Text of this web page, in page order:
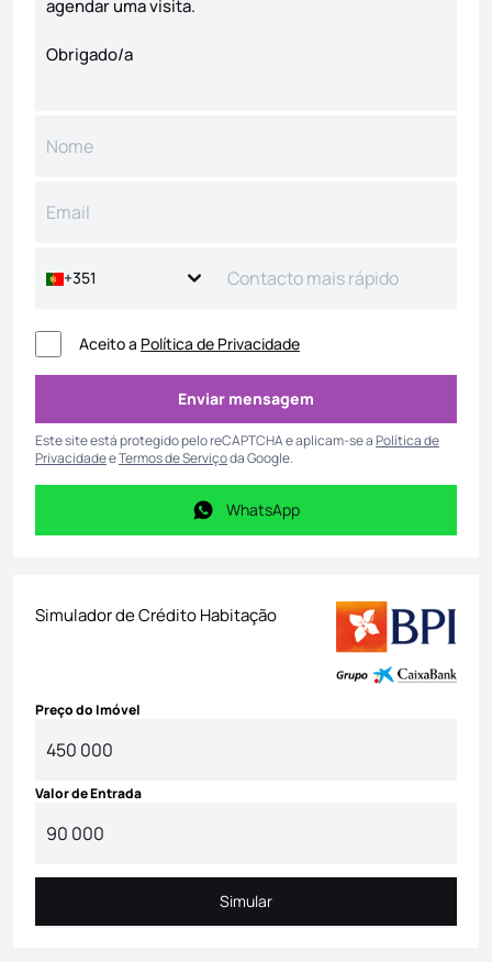
+351
Aceito a Política de Privacidade
Enviar mensagem
Enviar mensagem
Este site está protegido pelo reCAPTCHA e aplicam-se aPolítica de
PrivacidadeeTermos de Serviçoda Google.
WhatsApp
WhatsApp
Simulador de Crédito Habitação
Preço do Imóvel
Valor de Entrada
Simular
Simular